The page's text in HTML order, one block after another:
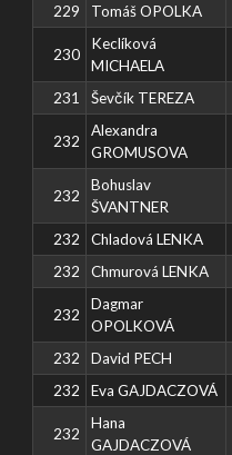
229 Tomáš OPOLKA
230
Keclíková
MICHAELA
231 Ševčík TEREZA
232
Alexandra
GROMUSOVA
232
Bohuslav
ŠVANTNER
232 Chladová LENKA
232
Chmurová LENKA
232
Dagmar
OPOLKOVÁ
232 David PECH
232
Eva GAJDACZOVÁ
232
Hana
GAJDACZOVÁ